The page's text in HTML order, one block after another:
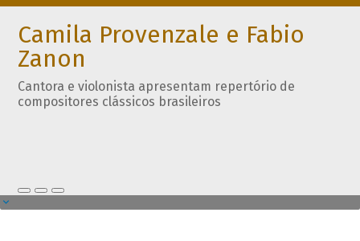
Camila Provenzale e Fabio
Zanon
Cantora e violonista apresentam repertório de
compositores clássicos brasileiros